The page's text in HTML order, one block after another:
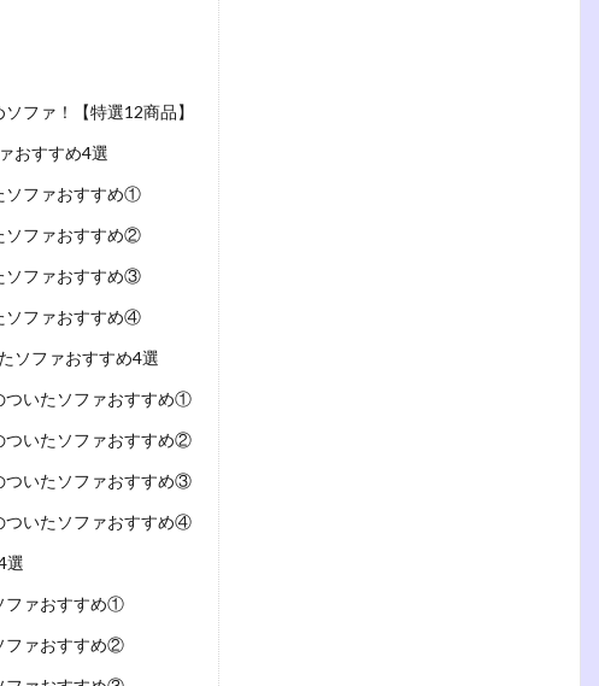
ファ！【特選12商品】
おすすめ4選
ソファおすすめ①
ソファおすすめ②
ソファおすすめ③
ソファおすすめ④
ソファおすすめ4選
ついたソファおすすめ①
ついたソファおすすめ②
ついたソファおすすめ③
ついたソファおすすめ④
選
ファおすすめ①
ファおすすめ②